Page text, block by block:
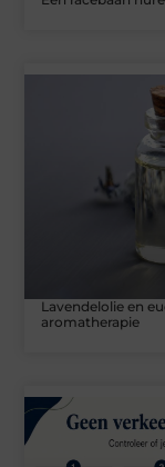
Lavendelolie en
aromatherapie